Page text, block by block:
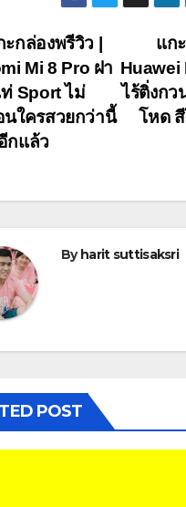
แก
Huawei
ไร้ติ่งกว
โหด
ะกล่องพรีวิว |
Mi 8 Pro ฝา
ท่ Sport ไม่
นใครสวยกว่านี้
กแล้ว
Byharit suttisaksri
POST